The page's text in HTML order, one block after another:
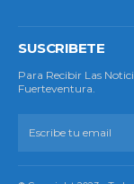
SUSCRIBETE
Para Recibir Las
Fuerteventura.